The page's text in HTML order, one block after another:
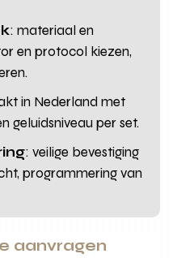
: materiaal en
en protocol kiezen,
in Nederland met
geluidsniveau per set.
: veilige bevestiging
programmering van
aanvragen